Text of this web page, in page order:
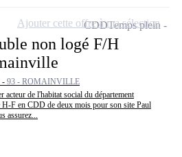
non logé F/H
- 93 - ROMAINVILLE
acteur de l'habitat social du département
F en CDD de deux mois pour son site Paul
assurez...
CDDTemps plein
Ajouter cette offre à ma sélection